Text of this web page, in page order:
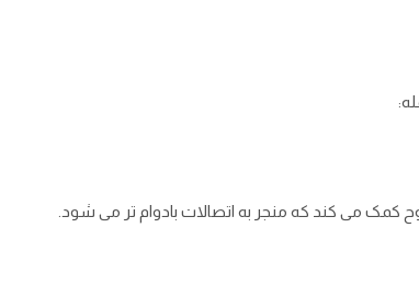
کمک می‌ کند که منجر به اتصالات بادوام‌ تر می ‌شود.